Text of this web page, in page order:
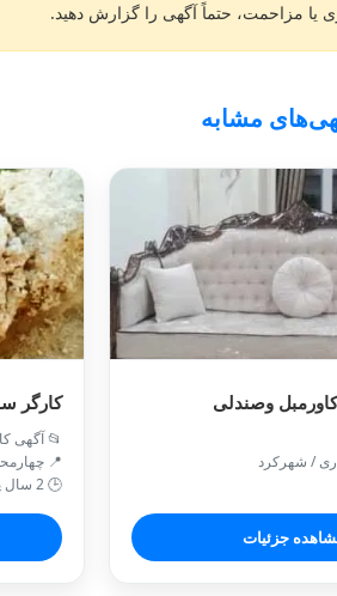
یا مزاحمت، حتماً آگهی را گزارش دهید.
مشابه
وصندلی
/ شهركرد
جزئیات
کارگر
📂 آگهی
📍
🕒 2 سال پیش